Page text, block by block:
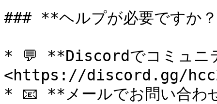
### **ヘルプが必要ですか
* 💬 **Discordでコミュニ
<https://discord.gg/
* 📧 **メールでお問い合わ